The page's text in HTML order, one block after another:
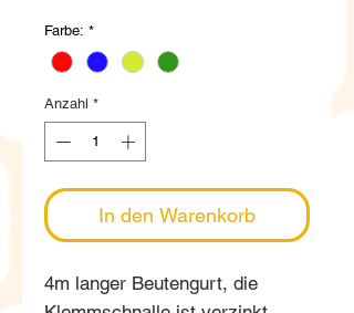
Farbe: *
Anzahl *
In den Warenkorb
4m langer Beutengurt, die